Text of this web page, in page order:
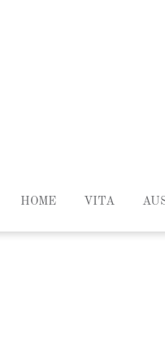
HOME VITA